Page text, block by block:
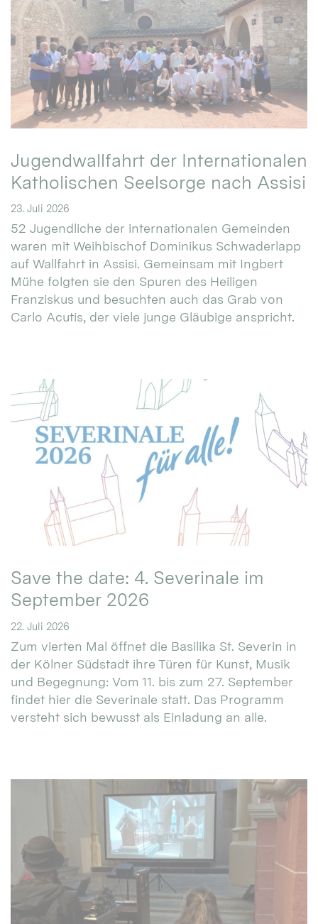
Jugendwallfahrt der Internationalen
Katholischen Seelsorge nach Assisi
23. Juli 2026
52 Jugendliche der internationalen Gemeinden
waren mit Weihbischof Dominikus Schwaderlapp
auf Wallfahrt in Assisi. Gemeinsam mit Ingbert
Mühe folgten sie den Spuren des Heiligen
Franziskus und besuchten auch das Grab von
Carlo Acutis, der viele junge Gläubige anspricht.
Save the date: 4. Severinale im
September 2026
22. Juli 2026
Zum vierten Mal öffnet die Basilika St. Severin in
der Kölner Südstadt ihre Türen für Kunst, Musik
und Begegnung: Vom 11. bis zum 27. September
findet hier die Severinale statt. Das Programm
versteht sich bewusst als Einladung an alle.